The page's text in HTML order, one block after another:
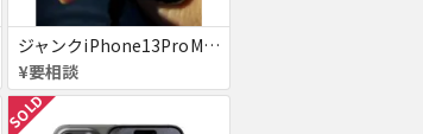
ジャンクiPhone13ProMax 128GB ドコモ
¥要相談
SOLD